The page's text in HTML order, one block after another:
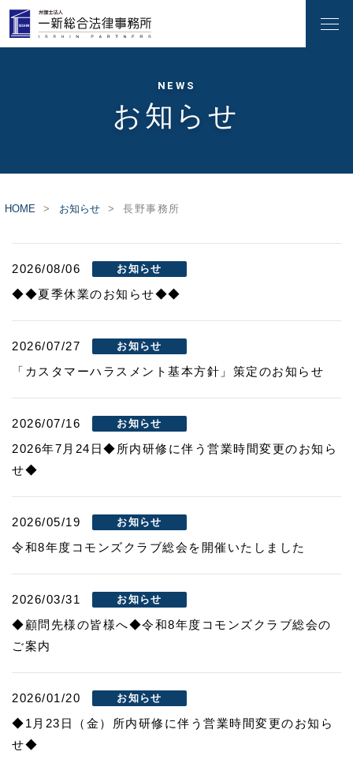
NEWS
お知らせ
HOME お知らせ 長野事務所
2026/08/06 お知らせ
◆◆夏季休業のお知らせ◆◆
2026/07/27 お知らせ
「カスタマーハラスメント基本方針」策定のお知らせ
2026/07/16 お知らせ
2026年7月24日◆所内研修に伴う営業時間変更のお知ら
せ◆
2026/05/19 お知らせ
令和8年度コモンズクラブ総会を開催いたしました
2026/03/31 お知らせ
◆顧問先様の皆様へ◆令和8年度コモンズクラブ総会の
ご案内
2026/01/20 お知らせ
◆1月23日（金）所内研修に伴う営業時間変更のお知ら
せ◆​